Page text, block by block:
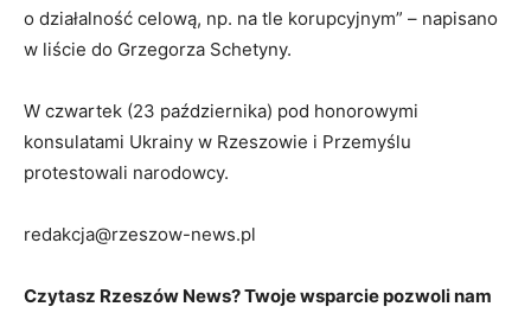
o działalność celową, np. na tle korupcyjnym” – napisano
w liście do Grzegorza Schetyny.
W czwartek (23 października) pod honorowymi
konsulatami Ukrainy w Rzeszowie i Przemyślu
protestowali narodowcy.
redakcja@rzeszow-news.pl
Czytasz Rzeszów News? Twoje wsparcie pozwoli nam